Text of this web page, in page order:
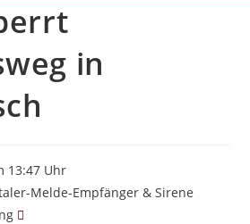
in
13:47 Uhr
Melde-Empfänger & Sirene